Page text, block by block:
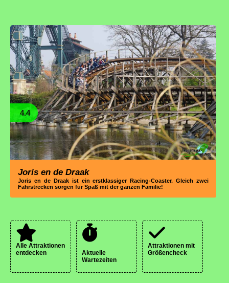
4.4
Joris en de Draak
Joris en de Draak ist ein erstklassiger Racing-Coaster. Gleich zwei
Fahrstrecken sorgen für Spaß mit der ganzen Familie!
Alle Attraktionen
entdecken
Aktuelle
Wartezeiten
Attraktionen mit
Größencheck